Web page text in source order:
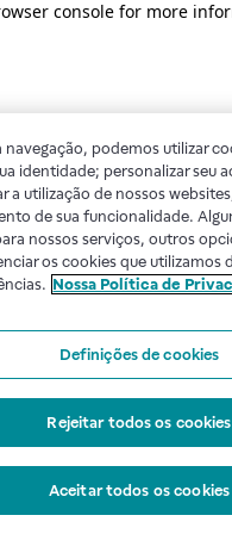
console for more
navegação, podemos utilizar
identidade; personalizar seu
a utilização de nossos
de sua funcionalidade.
nossos serviços, outros
os cookies que utilizamos
Nossa Política de
Definições de cookies
Rejeitar todos os cookies
Aceitar todos os cookies